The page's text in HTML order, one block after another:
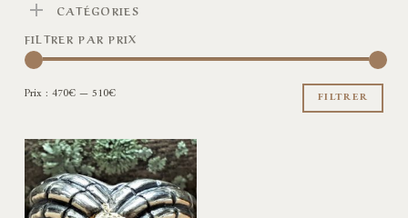
CATÉGORIES
FILTRER PAR PRIX
FILTRER
Prix : 470€—510€